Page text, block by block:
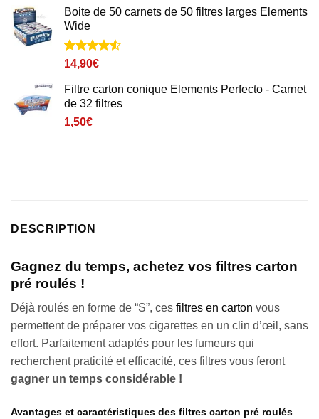
notations
client
Boite de 50 carnets de 50 filtres larges Elements
Wide
Noté4.5
sur
1
notation
client
14,90€
Filtre carton conique Elements Perfecto - Carnet
de 32 filtres
1,50€
DESCRIPTION
Gagnez du temps, achetez vos filtres carton
pré roulés !
Déjà roulés en forme de “S”, ces filtres en carton vous
permettent de préparer vos cigarettes en un clin d’œil, sans
effort. Parfaitement adaptés pour les fumeurs qui
recherchent praticité et efficacité, ces filtres vous feront
gagner un temps considérable !
Avantages et caractéristiques des filtres carton pré roulés